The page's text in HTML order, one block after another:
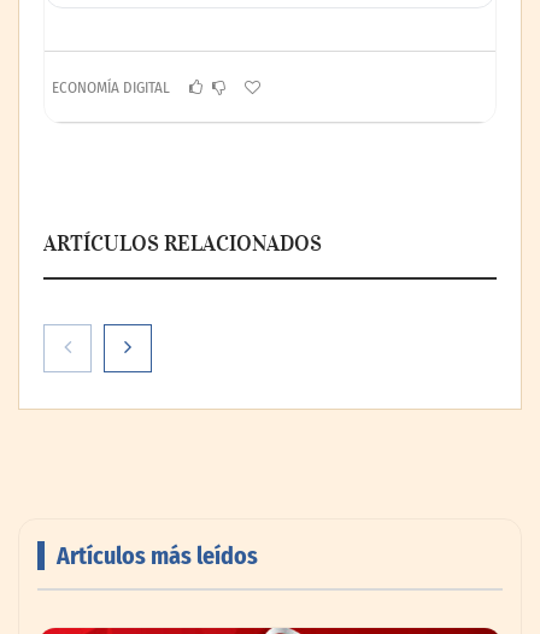
ECONOMÍA DIGITAL
ARTÍCULOS RELACIONADOS
Artículos más leídos